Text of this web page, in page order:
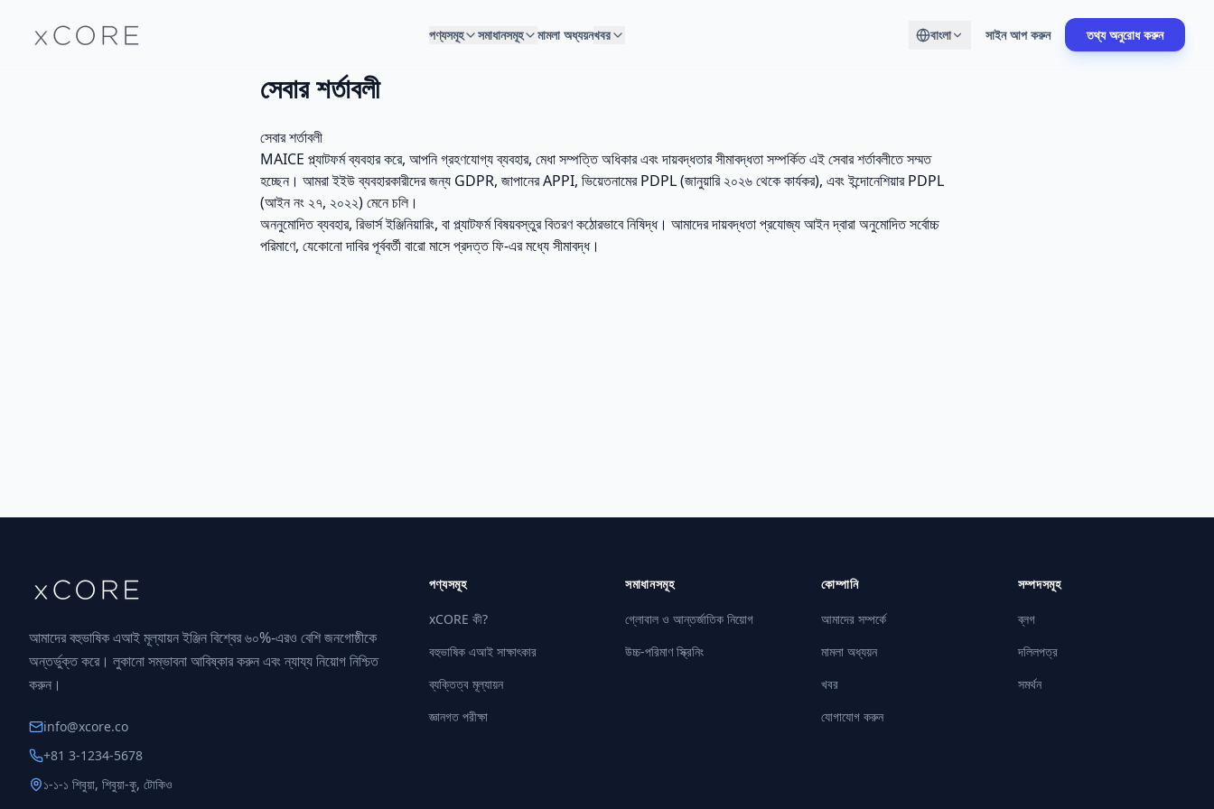
পণ্যসমূহ সমাধানসমূহ মামলা অধ্যয়নখবর বাংলা সাইন আপ করুন তথ্য অনুরোধ করুন
সেবার শর্তাবলী
সেবার শর্তাবলী
MAICE প্ল্যাটফর্ম ব্যবহার করে, আপনি গ্রহণযোগ্য ব্যবহার, মেধা সম্পত্তি অধিকার এবং দায়বদ্ধতার সীমাবদ্ধতা সম্পর্কিত এই সেবার শর্তাবলীতে সম্মত
হচ্ছেন। আমরা ইইউ ব্যবহারকারীদের জন্য GDPR, জাপানের APPI, ভিয়েতনামের PDPL (জানুয়ারি ২০২৬ থেকে কার্যকর), এবং ইন্দোনেশিয়ার PDPL
(আইন নং ২৭, ২০২২) মেনে চলি।
অননুমোদিত ব্যবহার, রিভার্স ইঞ্জিনিয়ারিং, বা প্ল্যাটফর্ম বিষয়বস্তুর বিতরণ কঠোরভাবে নিষিদ্ধ। আমাদের দায়বদ্ধতা প্রযোজ্য আইন দ্বারা অনুমোদিত সর্বোচ্চ
পরিমাণে, যেকোনো দাবির পূর্ববর্তী বারো মাসে প্রদত্ত ফি-এর মধ্যে সীমাবদ্ধ।
আমাদের বহুভাষিক এআই মূল্যায়ন ইঞ্জিন বিশ্বের ৬০%-এরও বেশি জনগোষ্ঠীকে
অন্তর্ভুক্ত করে। লুকানো সম্ভাবনা আবিষ্কার করুন এবং ন্যায্য নিয়োগ নিশ্চিত
করুন।
info@xcore.co
+81 3-1234-5678
১-১-১ শিবুয়া, শিবুয়া-কু, টোকিও
পণ্যসমূহ
xCORE কী?
বহুভাষিক এআই সাক্ষাৎকার
ব্যক্তিত্ব মূল্যায়ন
জ্ঞানগত পরীক্ষা
সমাধানসমূহ
গ্লোবাল ও আন্তর্জাতিক নিয়োগ
উচ্চ-পরিমাণ স্ক্রিনিং
কোম্পানি
আমাদের সম্পর্কে
মামলা অধ্যয়ন
খবর
যোগাযোগ করুন
সম্পদসমূহ
ব্লগ
দলিলপত্র
সমর্থন